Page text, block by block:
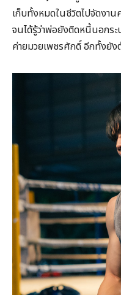
เก็บทั้งหมดในชีวิตไปจัดงา
จนได้รู้ว่าพ่อยังติดหนี้นอก
ค่ายมวยเพชรศักดิ์ อีกทั้งยัง